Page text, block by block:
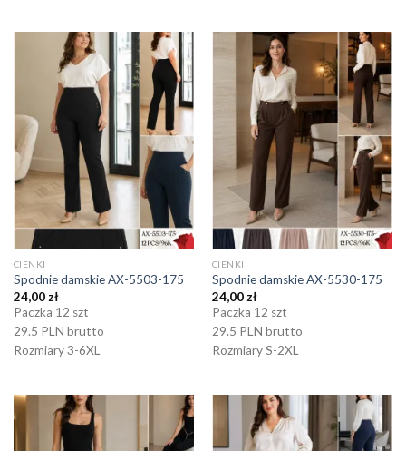
CIENKI
Spodnie damskie AX-5503-175
24,00 zł
Paczka 12 szt
29.5 PLN brutto
Rozmiary 3-6XL
CIENKI
Spodnie damskie AX-5530-175
24,00 zł
Paczka 12 szt
29.5 PLN brutto
Rozmiary S-2XL